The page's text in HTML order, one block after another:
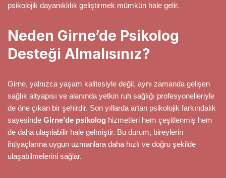
psikolojik dayanıklılık geliştirmek mümkün hale gelir.
Neden Girne’de Psikolog
Desteği Almalısınız?
Girne, yalnızca yaşam kalitesiyle değil, aynı zamanda gelişen
sağlık altyapısı ve alanında yetkin ruh sağlığı profesyonelleriyle
de öne çıkan bir şehirdir. Son yıllarda artan psikolojik farkındalık
sayesinde Girne’de psikolog hizmetleri hem çeşitlenmiş hem
de daha ulaşılabilir hale gelmiştir. Bu durum, bireylerin
ihtiyaçlarına uygun uzmanlara daha hızlı ve doğru şekilde
ulaşabilmelerini sağlar.